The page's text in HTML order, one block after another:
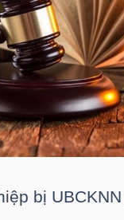
bị